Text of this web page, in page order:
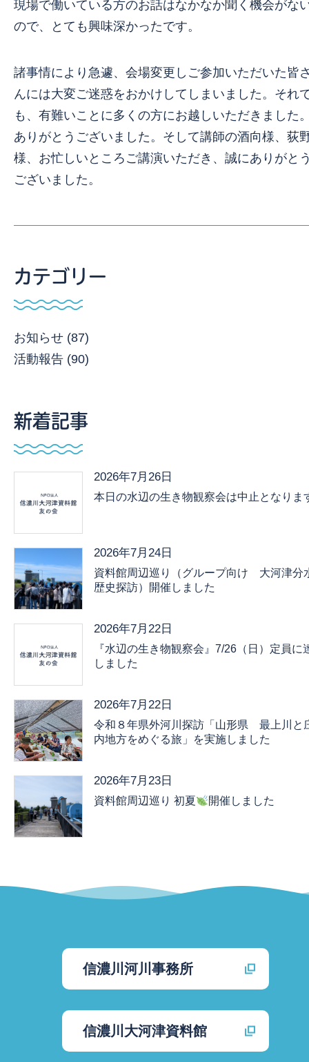
現場で働いている方のお話はなかなか聞く機会がな
ので、とても興味深かったです。
諸事情により急遽、会場変更しご参加いただいた皆
んには大変ご迷惑をおかけしてしまいました。それ
も、有難いことに多くの方にお越しいただきました
ありがとうございました。そして講師の酒向様、荻
様、お忙しいところご講演いただき、誠にありがと
ございました。
カテゴリー
お知らせ (87)
活動報告 (90)
新着記事
2026年7月26日
本日の水辺の生き物観察会は中止となりま
2026年7月24日
資料館周辺巡り（グループ向け 大河津分
歴史探訪）開催しました
2026年7月22日
『水辺の生き物観察会』7/26（日）定員に
しました
2026年7月22日
令和８年県外河川探訪「山形県 最上川と
内地方をめぐる旅」を実施しました
2026年7月23日
資料館周辺巡り 初夏 開催しました
信濃川河川事務所
信濃川大河津資料館